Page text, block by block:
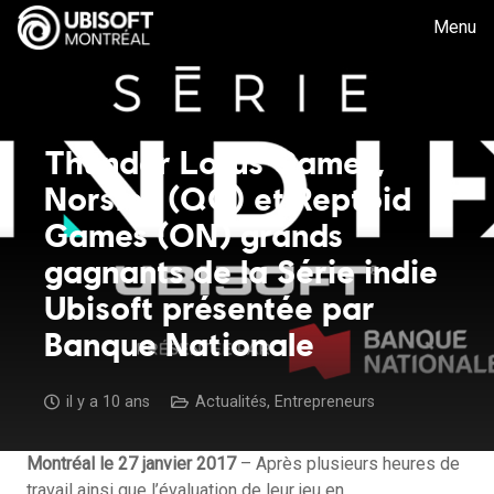
Menu
Thunder Lotus Games,
Norsfell (QC) et Reptoid
Games (ON) grands
gagnants de la Série indie
Ubisoft présentée par
Banque Nationale
il y a 10 ans Actualités, Entrepreneurs
Montréal le 27 janvier 2017– Après plusieurs heures de
travail ainsi que l’évaluation de leur jeu en